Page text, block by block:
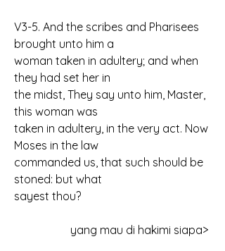
V3-5. And the scribes and Pharisees
brought unto him a
woman taken in adultery; and when
they had set her in
the midst, They say unto him, Master,
this woman was
taken in adultery, in the very act. Now
Moses in the law
commanded us, that such should be
stoned: but what
sayest thou?
		yang mau di hakimi siapa>